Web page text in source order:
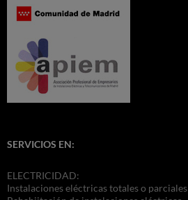
SERVICIOS EN:
ELECTRICIDAD:
Instalaciones eléctricas totales o parciales